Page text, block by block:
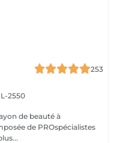
253
2550
de beauté à